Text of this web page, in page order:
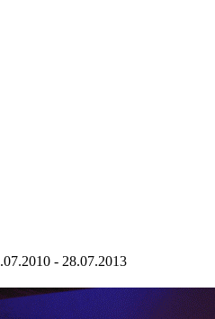
- 28.07.2013